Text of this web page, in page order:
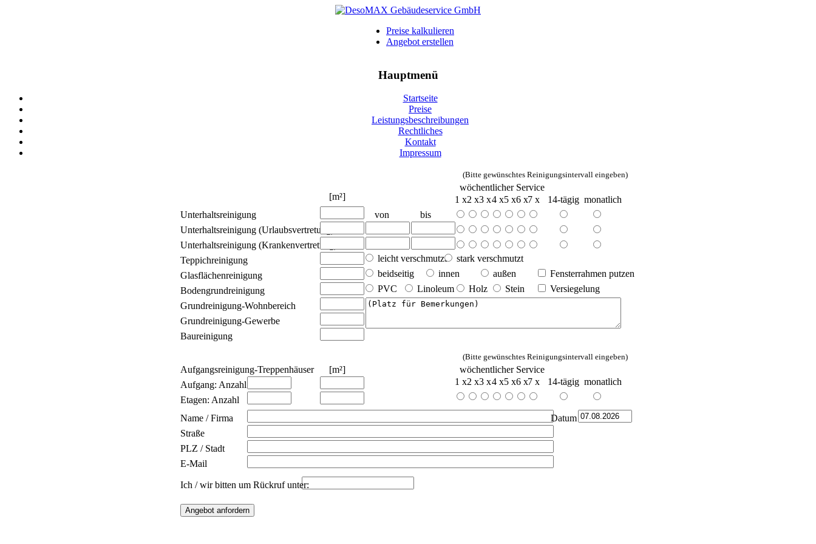
Preise kalkulieren
Angebot erstellen
Hauptmenü
Startseite
Preise
Leistungsbeschreibungen
Rechtliches
Kontakt
Impressum
Unterhaltsreinigung
Unterhaltsreinigung (Urlaubsvertretung)
Unterhaltsreinigung (Krankenvertretung)
Teppichreinigung
Glasflächenreinigung
Bodengrundreinigung
Grundreinigung-Wohnbereich
Grundreinigung-Gewerbe
Baureinigung
Aufgangsreinigung-Treppenhäuser
Aufgang: Anzahl
Etagen: Anzahl
von bis
wöchentlicher Service
1 x2 x3 x4 x5 x6 x7 x 14-tägig monatlich
[m²]
wöchentlicher Service
1 x2 x3 x4 x5 x6 x7 x 14-tägig monatlich
[m²]
leicht verschmutzt
stark verschmutzt
beidseitig
innen außen
Fensterrahmen putzen
PVC
Linoleum Holz Stein Versiegelung
(Bitte gewünschtes Reinigungsintervall eingeben)
(Bitte gewünschtes Reinigungsintervall eingeben)
Name / Firma
Straße
PLZ / Stadt
Ich / wir bitten um Rückruf unter:
Datum
E-Mail